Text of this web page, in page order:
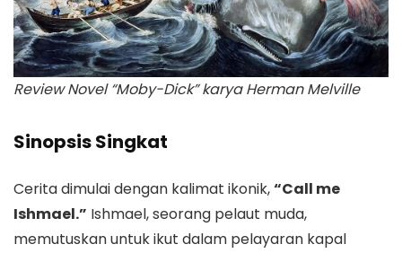
Review Novel “Moby-Dick” karya Herman Melville
Sinopsis Singkat
Cerita dimulai dengan kalimat ikonik,“Call me
Ishmael.” Ishmael, seorang pelaut muda,
memutuskan untuk ikut dalam pelayaran kapal